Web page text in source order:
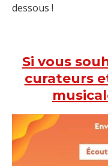
dessous !
Si vous
curateurs